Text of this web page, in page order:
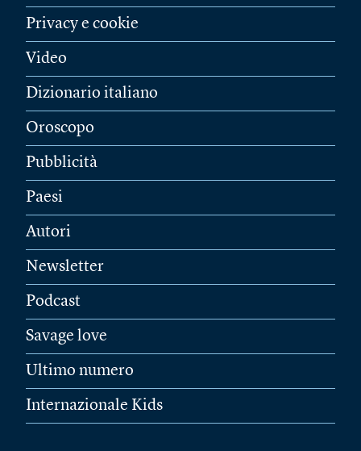
Privacy e cookie
Video
Dizionario italiano
Oroscopo
Pubblicità
Paesi
Autori
Newsletter
Podcast
Savage love
Ultimo numero
Internazionale Kids